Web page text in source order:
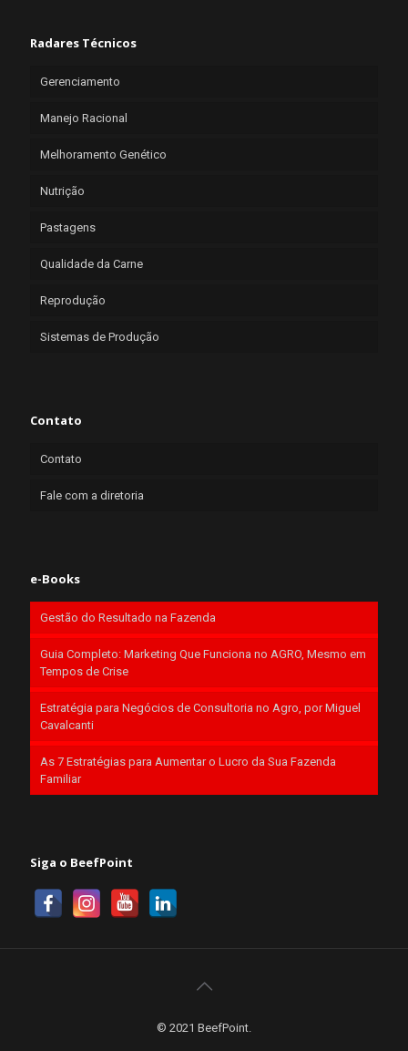
Radares Técnicos
Gerenciamento
Manejo Racional
Melhoramento Genético
Nutrição
Pastagens
Qualidade da Carne
Reprodução
Sistemas de Produção
Contato
Contato
Fale com a diretoria
e-Books
Gestão do Resultado na Fazenda
Guia Completo: Marketing Que Funciona no AGRO, Mesmo em
Tempos de Crise
Estratégia para Negócios de Consultoria no Agro, por Miguel
Cavalcanti
As 7 Estratégias para Aumentar o Lucro da Sua Fazenda
Familiar
Siga o BeefPoint
© 2021 BeefPoint.